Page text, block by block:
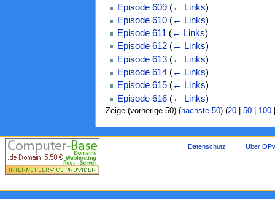
Episode 609 (← Links)
Episode 610 (← Links)
Episode 611 (← Links)
Episode 612 (← Links)
Episode 613 (← Links)
Episode 614 (← Links)
Episode 615 (← Links)
Episode 616 (← Links)
Zeige (vorherige 50) (nächste 50) (20| 50| 100
Datenschutz Über